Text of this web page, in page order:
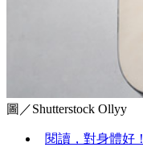
圖／Shutterstock Ollyy
閱讀，對身體好！